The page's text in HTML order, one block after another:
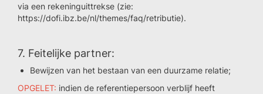
via een rekeninguittrekse (zie:
https://dofi.ibz.be/nl/themes/faq/retributie).
7. Feitelijke partner:
Bewijzen van het bestaan van een duurzame relatie;
OPGELET: indien de referentiepersoon verblijf heeft